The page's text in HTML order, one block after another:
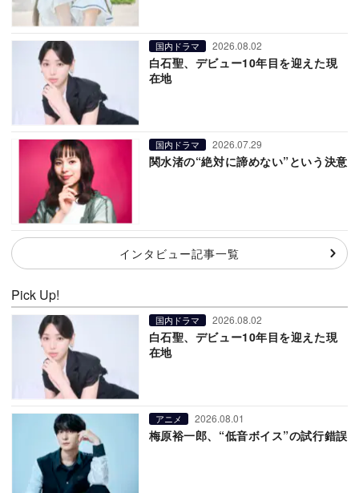
国内ドラマ 2026.08.02
白石聖、デビュー10年目を迎えた現
在地
国内ドラマ 2026.07.29
関水渚の“絶対に諦めない”という決意
インタビュー記事一覧
Pick Up!
国内ドラマ 2026.08.02
白石聖、デビュー10年目を迎えた現
在地
アニメ 2026.08.01
梅原裕一郎、“低音ボイス”の試行錯誤